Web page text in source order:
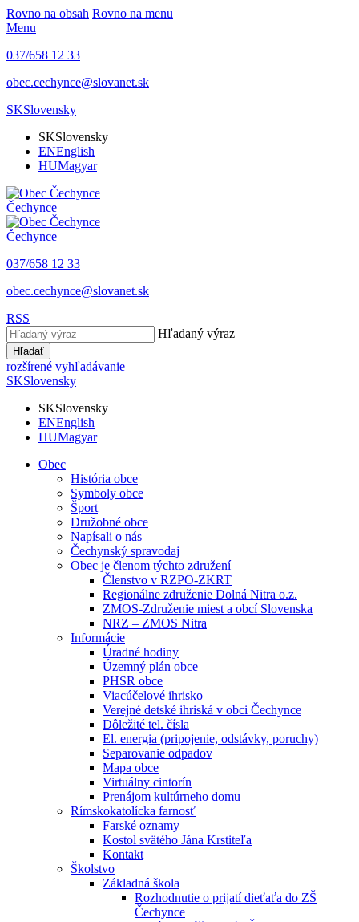
Rovno na obsah Rovno na menu
Menu
037/658 12 33
obec.cechynce@slovanet.sk
SKSlovensky
SKSlovensky
ENEnglish
HUMagyar
Čechynce
Čechynce
037/658 12 33
obec.cechynce@slovanet.sk
RSS
Hľadaný výraz
Hľadať
rozšírené vyhľadávanie
SKSlovensky
SKSlovensky
ENEnglish
HUMagyar
Obec
História obce
Symboly obce
Šport
Družobné obce
Napísali o nás
Čechynský spravodaj
Obec je členom týchto združení
Členstvo v RZPO-ZKRT
Regionálne združenie Dolná Nitra o.z.
ZMOS-Združenie miest a obcí Slovenska
NRZ – ZMOS Nitra
Informácie
Úradné hodiny
Územný plán obce
PHSR obce
Viacúčelové ihrisko
Verejné detské ihriská v obci Čechynce
Dôležité tel. čísla
El. energia (pripojenie, odstávky, poruchy)
Separovanie odpadov
Mapa obce
Virtuálny cintorín
Prenájom kultúrneho domu
Rímskokatolícka farnosť
Farské oznamy
Kostol svätého Jána Krstiteľa
Kontakt
Školstvo
Základná škola
Rozhodnutie o prijatí dieťaťa do ZŠ
Čechynce